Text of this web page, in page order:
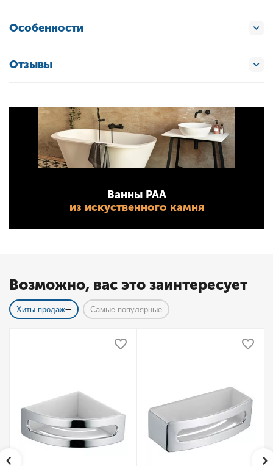
Особенности
Отзывы
Ванны PAA
из искуственного камня
Возможно, вас это заинтересует
Хиты продаж Самые популярные